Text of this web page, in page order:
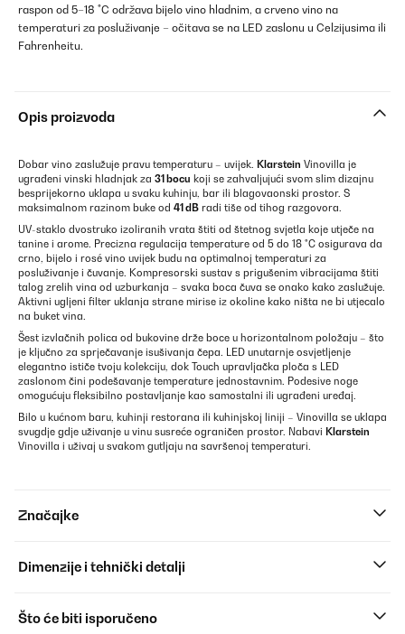
raspon od 5–18 °C održava bijelo vino hladnim, a crveno vino na
temperaturi za posluživanje – očitava se na LED zaslonu u Celzijusima ili
Fahrenheitu.
Opis proizvoda
Dobar vino zaslužuje pravu temperaturu – uvijek. Klarstein Vinovilla je
ugrađeni vinski hladnjak za 31 bocu koji se zahvaljujući svom slim dizajnu
besprijekorno uklapa u svaku kuhinju, bar ili blagovaonski prostor. S
maksimalnom razinom buke od 41 dB radi tiše od tihog razgovora.
UV-staklo dvostruko izoliranih vrata štiti od štetnog svjetla koje utječe na
tanine i arome. Precizna regulacija temperature od 5 do 18 °C osigurava da
crno, bijelo i rosé vino uvijek budu na optimalnoj temperaturi za
posluživanje i čuvanje. Kompresorski sustav s prigušenim vibracijama štiti
talog zrelih vina od uzburkanja – svaka boca čuva se onako kako zaslužuje.
Aktivni ugljeni filter uklanja strane mirise iz okoline kako ništa ne bi utjecalo
na buket vina.
Šest izvlačnih polica od bukovine drže boce u horizontalnom položaju – što
je ključno za sprječavanje isušivanja čepa. LED unutarnje osvjetljenje
elegantno ističe tvoju kolekciju, dok Touch upravljačka ploča s LED
zaslonom čini podešavanje temperature jednostavnim. Podesive noge
omogućuju fleksibilno postavljanje kao samostalni ili ugrađeni uređaj.
Bilo u kućnom baru, kuhinji restorana ili kuhinjskoj liniji – Vinovilla se uklapa
svugdje gdje uživanje u vinu susreće ograničen prostor. Nabavi Klarstein
Vinovilla i uživaj u svakom gutljaju na savršenoj temperaturi.
Značajke
Dimenzije i tehnički detalji
Što će biti isporučeno